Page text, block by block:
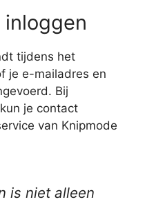
inloggen
tijdens het
je e-mailadres en
Bij
je contact
van Knipmode
is niet alleen